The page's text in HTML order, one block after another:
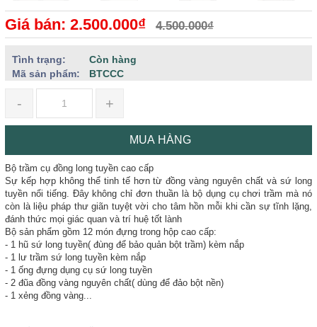
Giá bán: 2.500.000₫ 4.500.000₫
Tình trạng:
Còn hàng
Mã sản phẩm:
BTCCC
- +
MUA HÀNG
Bộ trầm cụ đồng long tuyền cao cấp
Sự kếp hợp không thể tinh tế hơn từ đồng vàng nguyên chất và sứ long
tuyền nổi tiếng. Đây không chỉ đơn thuần là bộ dụng cụ chơi trầm mà nó
còn là liệu pháp thư giãn tuyệt vời cho tâm hồn mỗi khi cần sự tĩnh lặng,
đánh thức mọi giác quan và trí huệ tốt lành
Bộ sản phẩm gồm 12 món đựng trong hộp cao cấp:
- 1 hũ sứ long tuyền( đùng để bảo quản bột trầm) kèm nắp
- 1 lư trầm sứ long tuyền kèm nắp
- 1 ống đựng dụng cụ sứ long tuyền
- 2 đũa đồng vàng nguyên chất( dùng để đảo bột nền)
- 1 xẻng đồng vàng...